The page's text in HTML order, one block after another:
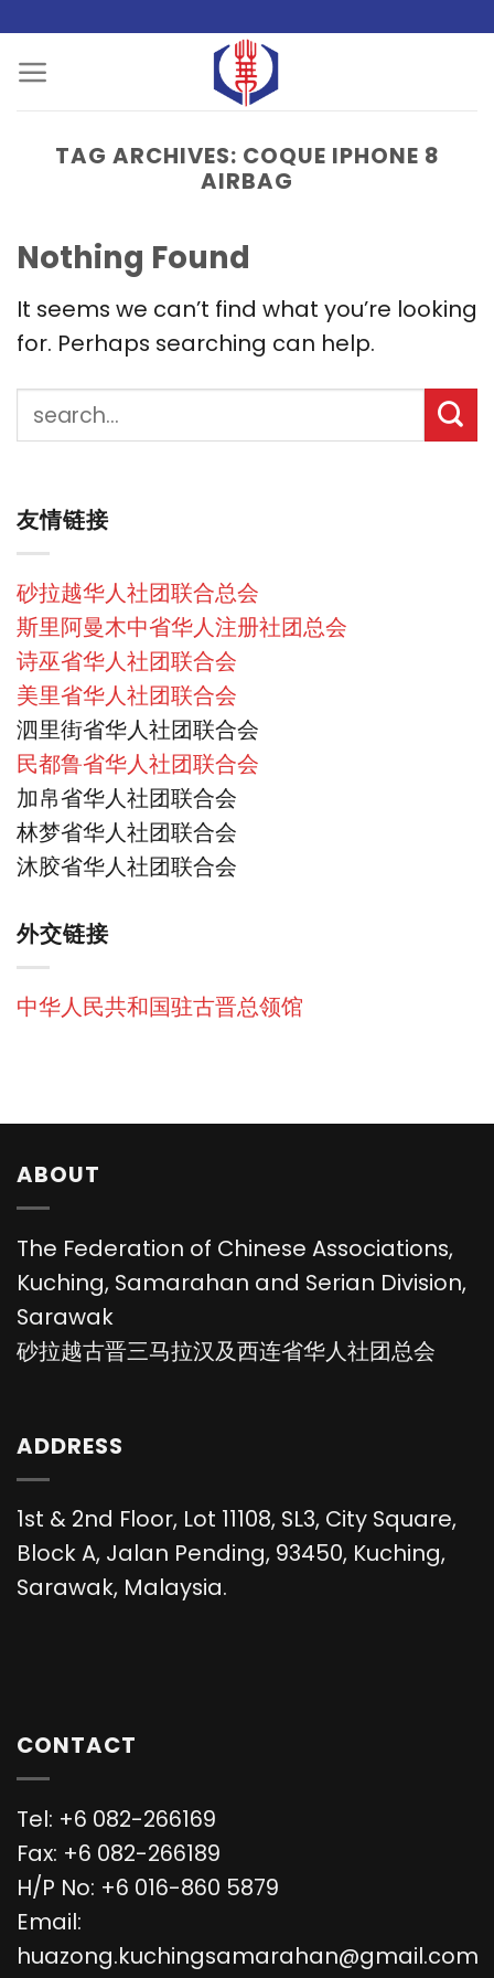
content
TAG ARCHIVES: COQUE IPHONE 8
AIRBAG
Nothing Found
It seems we can’t find what you’re looking
for. Perhaps searching can help.
友情链接
砂拉越华人社团联合总会
斯里阿曼木中省华人注册社团总会
诗巫省华人社团联合会
美里省华人社团联合会
泗里街省华人社团联合会
民都鲁省华人社团联合会
加帛省华人社团联合会
林梦省华人社团联合会
沐胶省华人社团联合会
外交链接
中华人民共和国驻古晋总领馆
ABOUT
The Federation of Chinese Associations,
Kuching, Samarahan and Serian Division,
Sarawak
砂拉越古晋三马拉汉及西连省华人社团总会
ADDRESS
1st & 2nd Floor, Lot 11108, SL3, City Square,
Block A, Jalan Pending, 93450, Kuching,
Sarawak, Malaysia.
CONTACT
Tel: +6 082-266169
Fax: +6 082-266189
H/P No: +6 016-860 5879
Email:
huazong.kuchingsamarahan@gmail.com